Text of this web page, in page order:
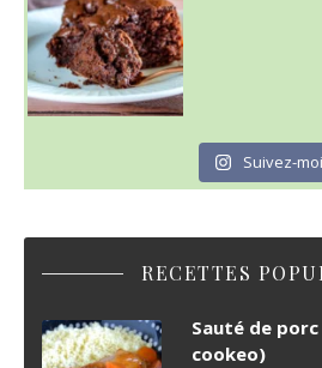
Suivez-
RECETTES
Sauté de
cookeo)